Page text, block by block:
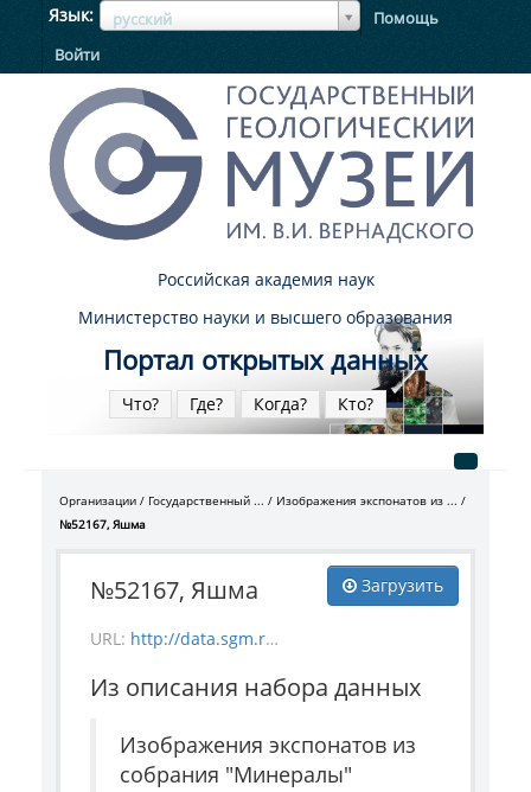
Язык русский
ЯзыкЯзык
Помощь
Войти
Российская академия наук
Министерство науки и высшего образования
Портал открытых данных
Что? Где? Когда? Кто?
Организации Государственный ...
Изображения экспонатов из ...
№52167, Яшма
Загрузить
№52167, Яшма
URL: http://data.sgm.ru/dataset/17744eed-27fa-4a9a-bc72-4e657fa570af/resource/7e5175b0-6784-4eb1-adf5-9c134ae7d2a1/download/mineral_52167.jpg
Из описания набора данных
Изображения экспонатов из
собрания "Минералы"